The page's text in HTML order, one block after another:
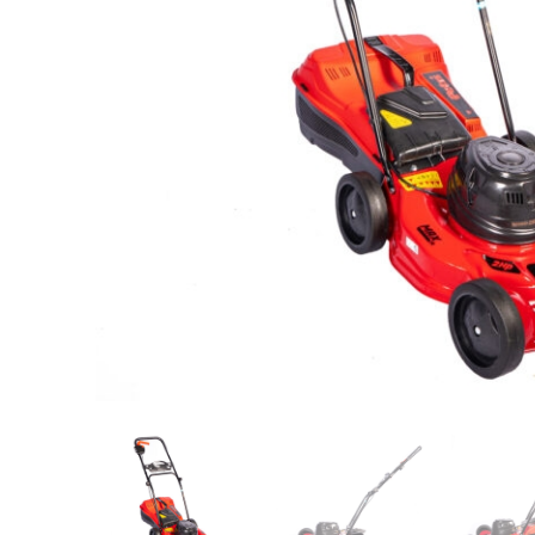
Servicio Técnico
Contacto
Búsqueda
de